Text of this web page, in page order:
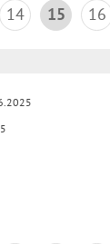
14 15 16